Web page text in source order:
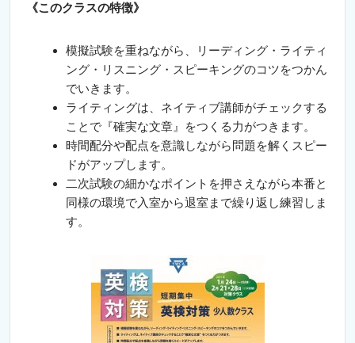
《このクラスの特徴》
模擬試験を重ねながら、リーディング・ライティ
ング・リスニング・スピーキングのコツをつかん
でいきます。
ライティングは、ネイティブ講師がチェックする
ことで『確実な文章』をつくる力がつきます。
時間配分や配点を意識しながら問題を解くスピー
ドがアップします。
二次試験の細かなポイントを押さえながら本番と
同様の環境で入室から退室まで繰り返し練習しま
す。